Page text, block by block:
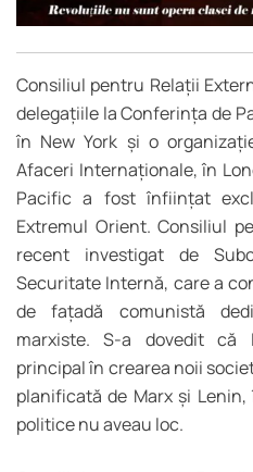
Consiliul pentru Relații
delegațiile la Conferința de
în New York și o
Afaceri Internaționale, în
Pacific a fost înființat
Extremul Orient. Consiliul
recent investigat de
Securitate Internă, care a
de fațadă comunistă
marxiste. S-a dovedit
principal în crearea noii
planificată de Marx și
politice nu aveau loc.